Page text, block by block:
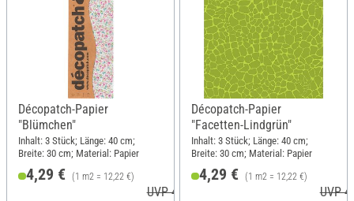
Décopatch-Papier
"Blümchen"
Inhalt: 3 Stück; Länge: 40 cm;
Breite: 30 cm; Material: Papier
4,29 € (1 m2 = 12,22 €)
UVP 4,60 €
Décopatch-Papier
"Facetten-Lindgrün"
Inhalt: 3 Stück; Länge: 40 cm;
Breite: 30 cm; Material: Papier
4,29 € (1 m2 = 12,22 €)
UVP